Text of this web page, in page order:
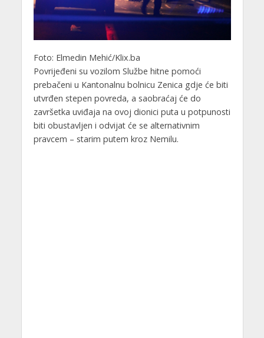
Foto: Elmedin Mehić/Klix.ba
Povrijeđeni su vozilom Službe hitne pomoći
prebačeni u Kantonalnu bolnicu Zenica gdje će biti
utvrđen stepen povreda, a saobraćaj će do
završetka uviđaja na ovoj dionici puta u potpunosti
biti obustavljen i odvijat će se alternativnim
pravcem – starim putem kroz Nemilu.